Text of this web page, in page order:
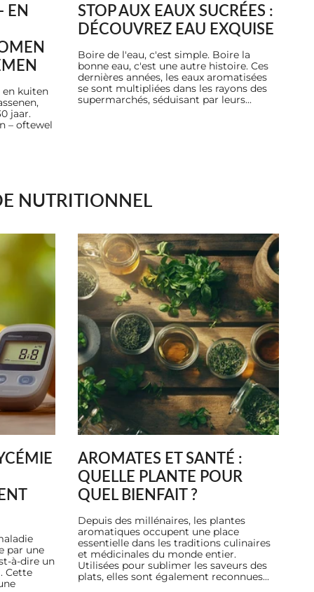
EN
en kuiten
jaar.
– oftewel
STOP AUX EAUX SUCRÉES :
DÉCOUVREZ EAU EXQUISE
Boire de l'eau, c'est simple. Boire la
bonne eau, c'est une autre histoire. Ces
dernières années, les eaux aromatisées
se sont multipliées dans les rayons des
supermarchés, séduisant par leurs...
NUTRITIONNEL
par une
à-dire un
Cette
AROMATES ET SANTÉ :
QUELLE PLANTE POUR
QUEL BIENFAIT ?
Depuis des millénaires, les plantes
aromatiques occupent une place
essentielle dans les traditions culinaires
et médicinales du monde entier.
Utilisées pour sublimer les saveurs des
plats, elles sont également reconnues...